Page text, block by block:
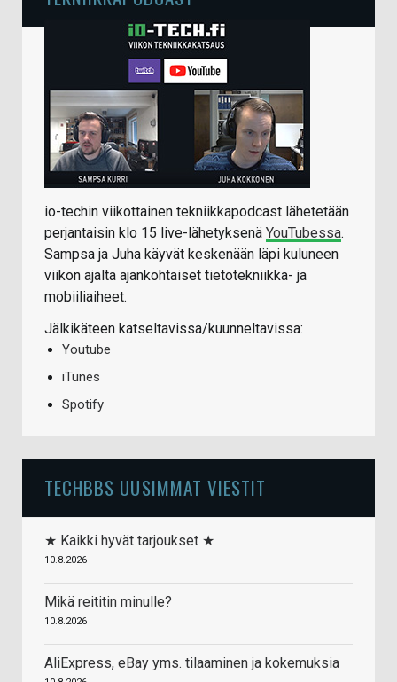
io-techin viikottainen tekniikkapodcast lähetetään
perjantaisin klo 15 live-lähetyksenä YouTubessa.
Sampsa ja Juha käyvät keskenään läpi kuluneen
viikon ajalta ajankohtaiset tietotekniikka- ja
mobiiliaiheet.
Jälkikäteen katseltavissa/kuunneltavissa:
Youtube
iTunes
Spotify
TECHBBS UUSIMMAT VIESTIT
★ Kaikki hyvät tarjoukset ★
10.8.2026
Mikä reititin minulle?
10.8.2026
AliExpress, eBay yms. tilaaminen ja kokemuksia